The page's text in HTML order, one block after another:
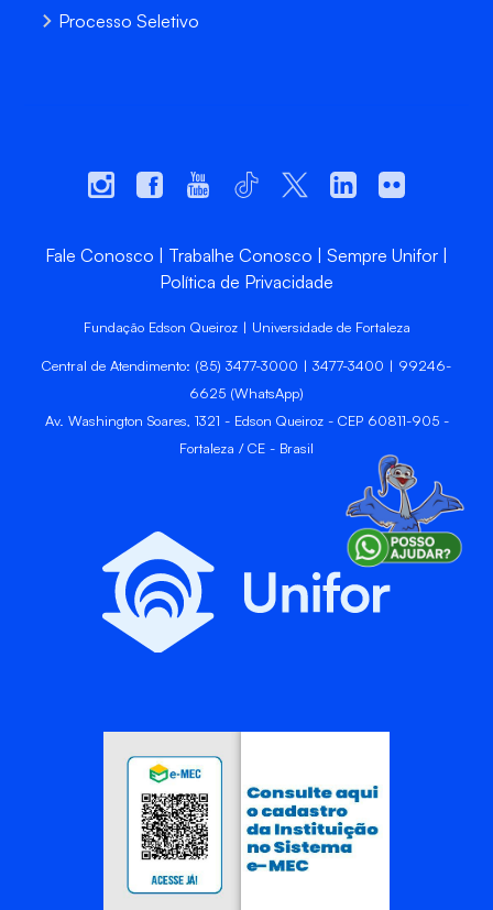
Processo Seletivo
Fale Conosco Trabalhe Conosco
Sempre Unifor
Política de Privacidade
Fundação Edson Queiroz | Universidade de Fortaleza
Central de Atendimento: (85) 3477-3000 | 3477-3400 | 99246-
6625 (WhatsApp)
Av. Washington Soares, 1321 - Edson Queiroz - CEP 60811-905 -
Fortaleza / CE - Brasil